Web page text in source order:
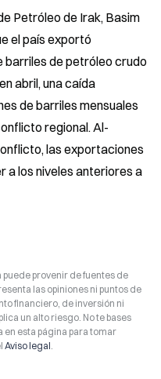
Petróleo de Irak, Basim
el país exportó
barriles de petróleo crudo
abril, una caída
de barriles mensuales
regional. Al-
las exportaciones
a los niveles anteriores a
provenir de fuentes de
las opiniones ni puntos de
financiero, de inversión ni
un alto riesgo. No te bases
esta página para tomar
Aviso legal.